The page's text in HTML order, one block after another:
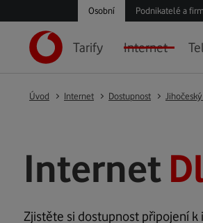
Osobní Podnikatelé a
Tarify Internet
Úvod Internet Dostupnost
Internet
Zjistěte si dostupnost připojení